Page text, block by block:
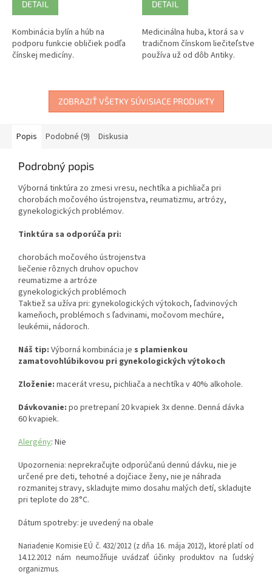
DETAIL
Kombinácia bylín a húb na
podporu funkcie obličiek podľa
čínskej medicíny.
DETAIL
Medicinálna huba, ktorá sa v
tradičnom čínskom liečiteľstve
používa už od dôb Antiky.
ZOBRAZIŤ VŠETKY SÚVISIACE PRODUKTY
Popis Podobné (9) Diskusia
Podrobný popis
Výborná tinktúra zo zmesi vresu, nechtíka a pichliača pri
chorobách močového ústrojenstva, reumatizmu, artrózy,
gynekologických problémov.
Tinktúra sa odporúča pri:
chorobách močového ústrojenstva
liečenie rôznych druhov opuchov
reumatizme a artróze
gynekologických problémoch
Taktiež sa užíva pri: gynekologických výtokoch, ľadvinových
kameňoch, problémoch s ľadvinami, močovom mechúre,
leukémii, nádoroch.
Náš tip: Výborná kombinácia je s plamienkou
zamatovohlúbikovou pri gynekologických výtokoch
Zloženie: macerát vresu, pichliača a nechtíka v 40% alkohole.
Dávkovanie: po pretrepaní 20 kvapiek 3x denne. Denná dávka
60 kvapiek.
Alergény: Nie
Upozornenia: neprekračujte odporúčanú dennú dávku, nie je
určené pre deti, tehotné a dojčiace ženy, nie je náhrada
rozmanitej stravy, skladujte mimo dosahu malých detí, skladujte
pri teplote do 28°C.
Dátum spotreby: je uvedený na obale
Nariadenie Komisie EÚ č. 432/2012 (z dňa 16. mája 2012), ktoré platí od
14.12.2012 nám neumožňuje uvádzať účinky produktov na ľudský
organizmus.